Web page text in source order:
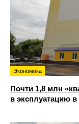
Экономика
Почти 1,8 млн
в эксплуатацию